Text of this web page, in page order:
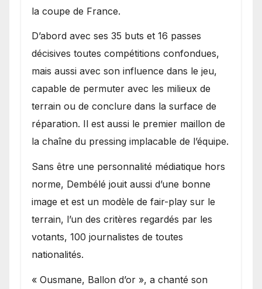
la coupe de France.
D’abord avec ses 35 buts et 16 passes
décisives toutes compétitions confondues,
mais aussi avec son influence dans le jeu,
capable de permuter avec les milieux de
terrain ou de conclure dans la surface de
réparation. Il est aussi le premier maillon de
la chaîne du pressing implacable de l’équipe.
Sans être une personnalité médiatique hors
norme, Dembélé jouit aussi d’une bonne
image et est un modèle de fair-play sur le
terrain, l’un des critères regardés par les
votants, 100 journalistes de toutes
nationalités.
« Ousmane, Ballon d’or », a chanté son